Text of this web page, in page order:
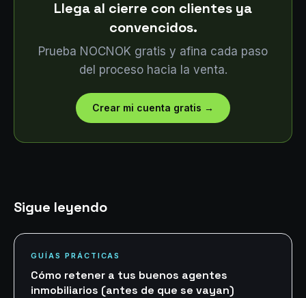
Llega al cierre con clientes ya
convencidos.
Prueba NOCNOK gratis y afina cada paso
del proceso hacia la venta.
Crear mi cuenta gratis →
Sigue leyendo
GUÍAS PRÁCTICAS
Cómo retener a tus buenos agentes
inmobiliarios (antes de que se vayan)